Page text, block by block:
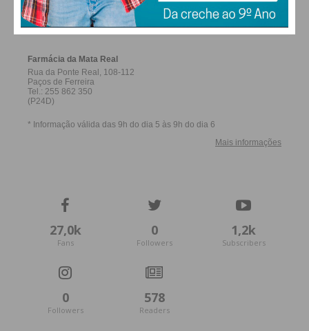
FERREIRA
27,0k
Fans
0
Followers
1,2k
Subscribers
0
Followers
578
Readers